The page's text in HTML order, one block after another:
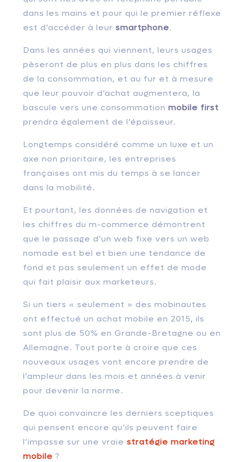
dans les mains et pour qui le premier réflexe
est d’accéder à leur smartphone.
Dans les années qui viennent, leurs usages
pèseront de plus en plus dans les chiffres
de la consommation, et au fur et à mesure
que leur pouvoir d’achat augmentera, la
bascule vers une consommation mobile first
prendra également de l’épaisseur.
Longtemps considéré comme un luxe et un
axe non prioritaire, les entreprises
françaises ont mis du temps à se lancer
dans la mobilité.
Et pourtant, les données de navigation et
les chiffres du m-commerce démontrent
que le passage d’un web fixe vers un web
nomade est bel et bien une tendance de
fond et pas seulement un effet de mode
qui fait plaisir aux marketeurs.
Si un tiers « seulement » des mobinautes
ont effectué un achat mobile en 2015, ils
sont plus de 50% en Grande-Bretagne ou en
Allemagne. Tout porte à croire que ces
nouveaux usages vont encore prendre de
l’ampleur dans les mois et années à venir
pour devenir la norme.
De quoi convaincre les derniers sceptiques
qui pensent encore qu’ils peuvent faire
l’impasse sur une vraie stratégie marketing
mobile ?